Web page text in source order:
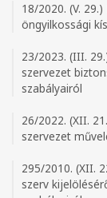
18/2020. (V.
öngyilkossági
23/2023. (III.
szervezet
szabályairól
26/2022. (XII.
szervezet
295/2010. (XII.
szerv